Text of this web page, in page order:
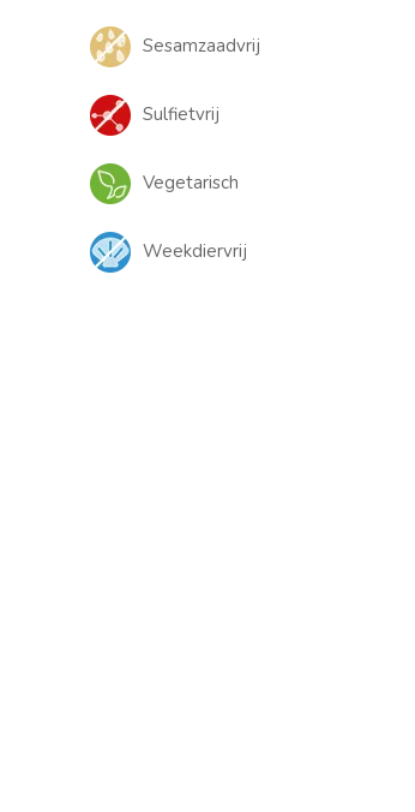
Sesamzaadvrij
Sulfietvrij
Vegetarisch
Weekdiervrij